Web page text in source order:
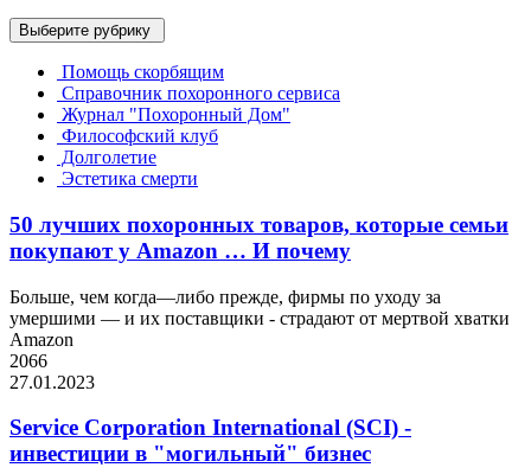
Выберите рубрику
Помощь скорбящим
Справочник похоронного сервиса
Журнал "Похоронный Дом"
Философский клуб
Долголетие
Эстетика смерти
50 лучших похоронных товаров, которые семьи
покупают у Amazon … И почему
Больше, чем когда—либо прежде, фирмы по уходу за
умершими — и их поставщики - страдают от мертвой хватки
Amazon
2066
27.01.2023
Service Corporation International (SCI) -
инвестиции в "могильный" бизнес